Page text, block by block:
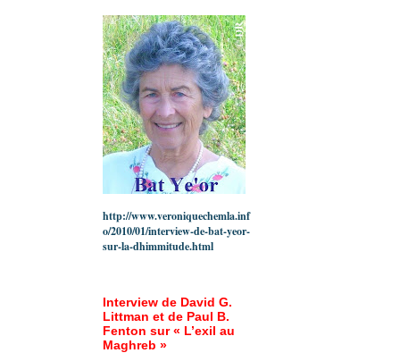
http://www.veroniquechemla.inf
o/2010/01/interview-de-bat-yeor-
sur-la-dhimmitude.html
Interview de David G.
Littman et de Paul B.
Fenton sur « L’exil au
Maghreb »